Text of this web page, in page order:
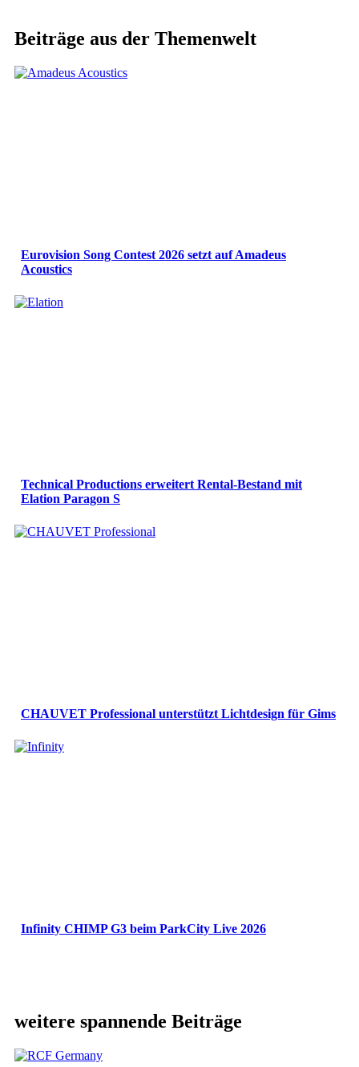
Beiträge aus der Themenwelt
Eurovision Song Contest 2026 setzt auf Amadeus
Acoustics
Technical Productions erweitert Rental-Bestand mit
Elation Paragon S
CHAUVET Professional unterstützt Lichtdesign für Gims
Infinity CHIMP G3 beim ParkCity Live 2026
weitere spannende Beiträge